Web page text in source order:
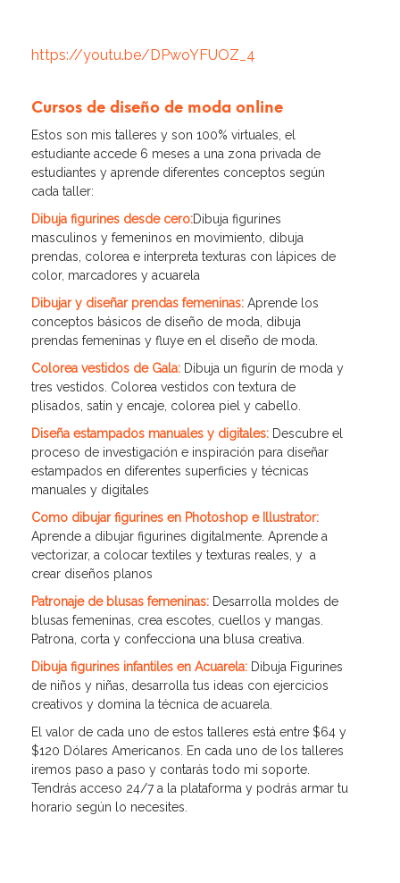
https://youtu.be/DPwoYFUOZ_4
Cursos de diseño de moda online
Estos son mis talleres y son 100% virtuales, el
estudiante accede 6 meses a una zona privada de
estudiantes y aprende diferentes conceptos según
cada taller:
Dibuja figurines desde cero:Dibuja figurines
masculinos y femeninos en movimiento, dibuja
prendas, colorea e interpreta texturas con lápices de
color, marcadores y acuarela
Dibujar y diseñar prendas femeninas: Aprende los
conceptos básicos de diseño de moda, dibuja
prendas femeninas y fluye en el diseño de moda.
Colorea vestidos de Gala: Dibuja un figurín de moda y
tres vestidos. Colorea vestidos con textura de
plisados, satín y encaje, colorea piel y cabello.
Diseña estampados manuales y digitales: Descubre el
proceso de investigación e inspiración para diseñar
estampados en diferentes superficies y técnicas
manuales y digitales
Como dibujar figurines en Photoshop e Illustrator:
Aprende a dibujar figurines digitalmente. Aprende a
vectorizar, a colocar textiles y texturas reales, y a
crear diseños planos
Patronaje de blusas femeninas: Desarrolla moldes de
blusas femeninas, crea escotes, cuellos y mangas.
Patrona, corta y confecciona una blusa creativa.
Dibuja figurines infantiles en Acuarela: Dibuja Figurines
de niños y niñas, desarrolla tus ideas con ejercicios
creativos y domina la técnica de acuarela.
El valor de cada uno de estos talleres está entre $64 y
$120 Dólares Americanos. En cada uno de los talleres
iremos paso a paso y contarás todo mi soporte.
Tendrás acceso 24/7 a la plataforma y podrás armar tu
horario según lo necesites.